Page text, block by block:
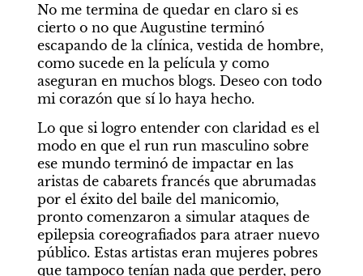
No me termina de quedar en claro si es
cierto o no que Augustine terminó
escapando de la clínica, vestida de hombre,
como sucede en la película y como
aseguran en muchos blogs. Deseo con todo
mi corazón que sí lo haya hecho.
Lo que si logro entender con claridad es el
modo en que el run run masculino sobre
ese mundo terminó de impactar en las
aristas de cabarets francés que abrumadas
por el éxito del baile del manicomio,
pronto comenzaron a simular ataques de
epilepsia coreografiados para atraer nuevo
público. Estas artistas eran mujeres pobres
que tampoco tenían nada que perder, pero